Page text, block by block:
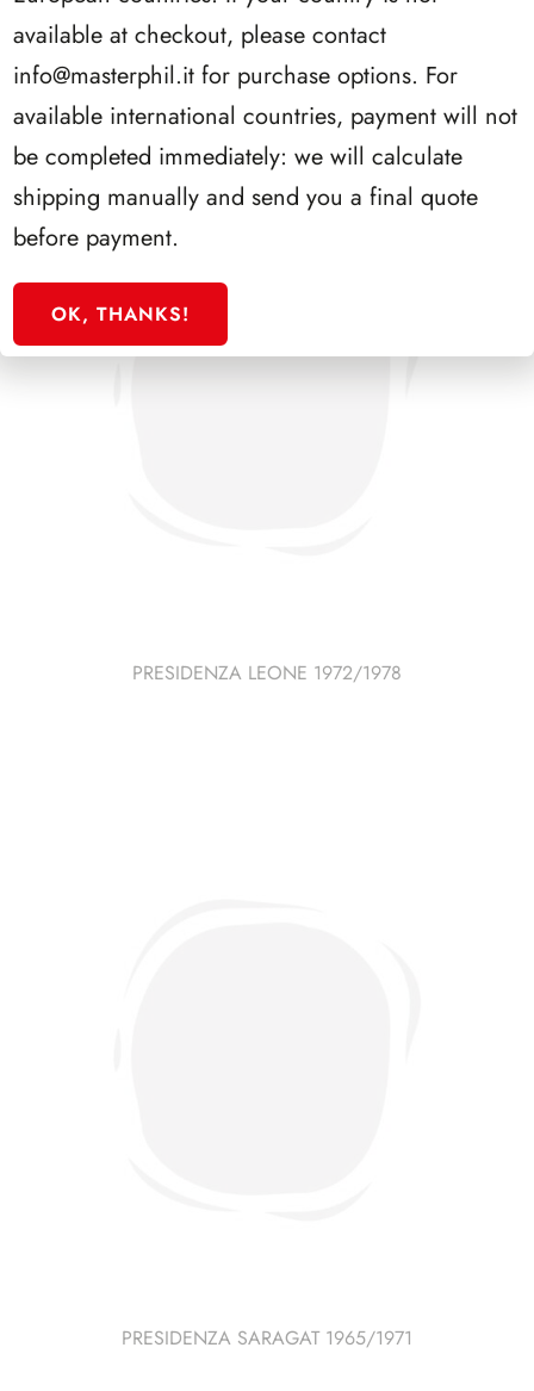
SFORZESCO ITALIA 1994 PAGINE 5
PRESIDENZA LEONE 1972/1978
PRESIDENZA SARAGAT 1965/1971
available at checkout, please contact
info@masterphil.it for purchase options. For
available international countries, payment will not
be completed immediately: we will calculate
shipping manually and send you a final quote
before payment.
OK, THANKS!